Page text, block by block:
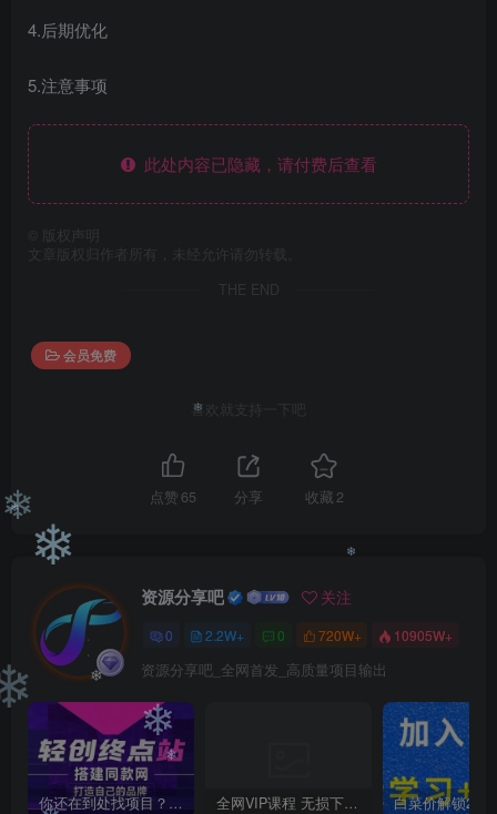
4.后期优化
5.注意事项
此处内容已隐藏，请付费后查看
版权声明
文章版权归作者所有，未经允许请勿转载。
THE END
会员免费
喜欢就支持一下吧
点赞 65 分享 收藏2
资源分享吧 关注
0 2.2W+ 0 720W+ 10905W+
资源分享吧_全网首发_高质量项目输出
你还在到处找项目？还在当韭菜？我靠卖项目一个月收入5万+，曾经我也是个失败者。 全网VIP课程 无损下载~
❄
❄
❄
❄
❄
❄